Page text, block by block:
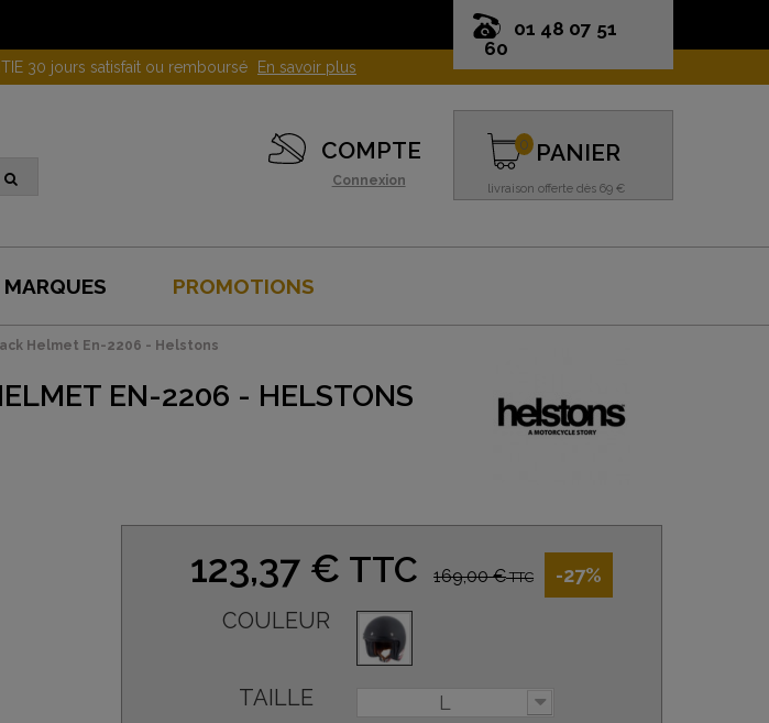
01 48 07 51
60
un proche ! En savoir plus
COMPTE
Connexion
PANIER
livraison offerte dès 69 €
0
MARQUES PROMOTIONS
Helmet En-2206 - Helstons
EN-2206 - HELSTONS
123,37 € TTC 169,00 €TTC -27%
COULEUR
TAILLE L